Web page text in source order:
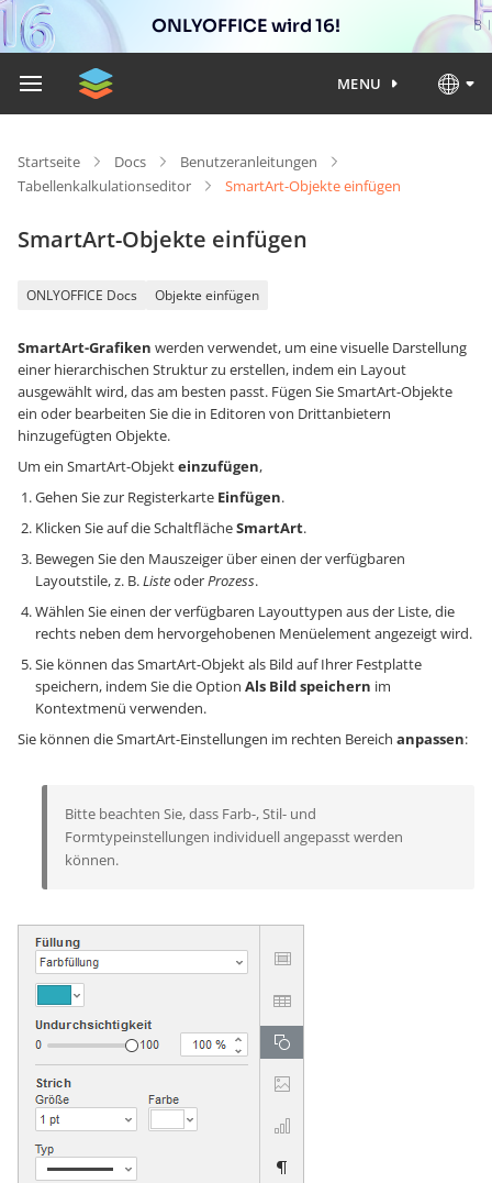
ONLYOFFICE wird 16!
MENU
Startseite Docs
Benutzeranleitungen
Tabellenkalkulationseditor
SmartArt-Objekte einfügen
SmartArt-Objekte einfügen
ONLYOFFICE Docs Objekte einfügen
SmartArt-Grafiken werden verwendet, um eine visuelle Darstellung
einer hierarchischen Struktur zu erstellen, indem ein Layout
ausgewählt wird, das am besten passt. Fügen Sie SmartArt-Objekte
ein oder bearbeiten Sie die in Editoren von Drittanbietern
hinzugefügten Objekte.
Um ein SmartArt-Objekteinzufügen,
Gehen Sie zur Registerkarte Einfügen.
Klicken Sie auf die SchaltflächeSmartArt.
Bewegen Sie den Mauszeiger über einen der verfügbaren
Layoutstile, z. B.ListeoderProzess.
Wählen Sie einen der verfügbaren Layouttypen aus der Liste, die
rechts neben dem hervorgehobenen Menüelement angezeigt wird.
Sie können das SmartArt-Objekt als Bild auf Ihrer Festplatte
speichern, indem Sie die Option Als Bild speichern im
Kontextmenü verwenden.
Sie können die SmartArt-Einstellungen im rechten Bereich anpassen:
Bitte beachten Sie, dass Farb-, Stil- und
Formtypeinstellungen individuell angepasst werden
können.